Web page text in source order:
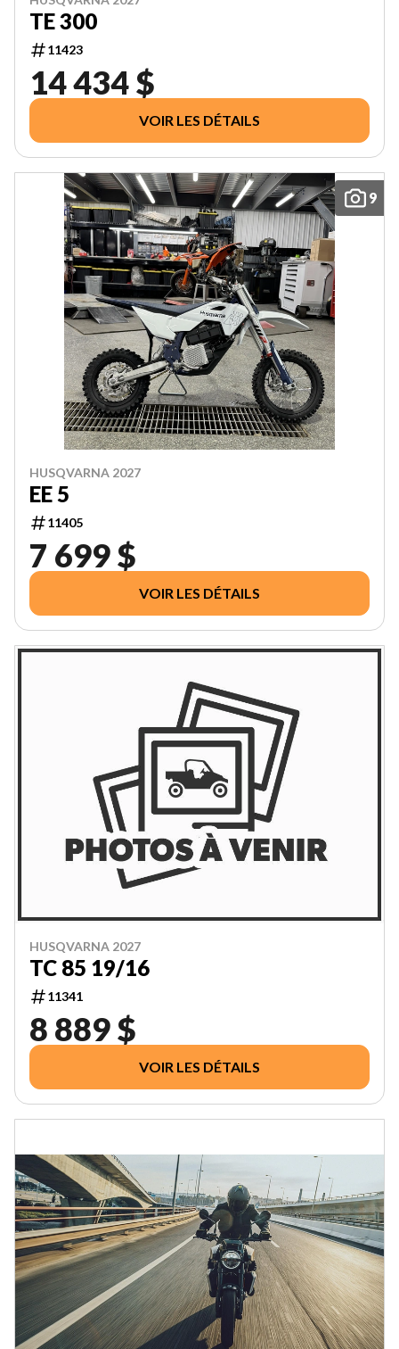
TE 300
11423
14 434 $
VOIR LES DÉTAILS
9
HUSQVARNA 2027
EE 5
11405
7 699 $
VOIR LES DÉTAILS
HUSQVARNA 2027
TC 85 19/16
11341
8 889 $
VOIR LES DÉTAILS